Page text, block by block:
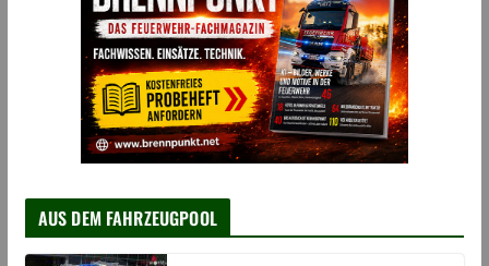
AUS DEM FAHRZEUGPOOL